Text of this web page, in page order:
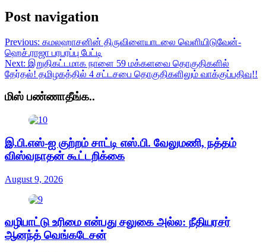
Post navigation
Previous: கமலஹாசனின் திருவிளையாடலை வெளியிடுவேன்-
ஹெச்.ராஜா பரபரப்பு பேட்டி
Next: இறுதிகட்டமாக நாளை 59 மக்களவை தொகுதிகளில்
தேர்தல்! தமிழகத்தில் 4 சட்டசபை தொகுதிகளிலும் வாக்குப்பதிவு!!
மிஸ் பண்ணாதீங்க..
இ.பி.எஸ்-ஐ குற்றம் சாட்டி எஸ்.பி. வேலுமணி, நத்தம்
விஸ்வநாதன் கூட்டறிக்கை
August 9, 2026
வழிபாட்டு உரிமை என்பது சலுகை அல்ல: நீதியரசர்
ஆனந்த் வெங்கடேசன்